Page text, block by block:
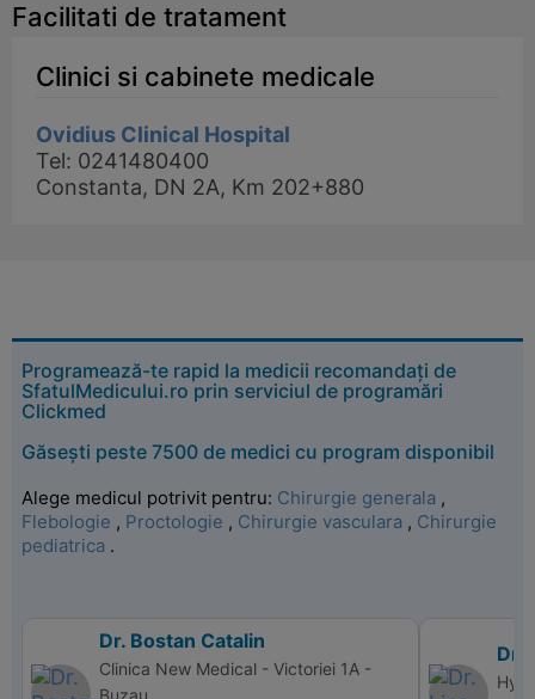
Facilitati de tratament
Clinici si cabinete medicale
Ovidius Clinical Hospital
Tel: 0241480400
Constanta, DN 2A, Km 202+880
Programează-te rapid la medicii recomandați de
SfatulMedicului.ro prin serviciul de programări
Clickmed
Găsești peste 7500 de medici cu program disponibil
Alege medicul potrivit pentru: Chirurgie generala ,
Flebologie , Proctologie , Chirurgie vasculara , Chirurgie
pediatrica .
Dr. Bostan Catalin
Clinica New Medical - Victoriei 1A -
Buzau
Dr.